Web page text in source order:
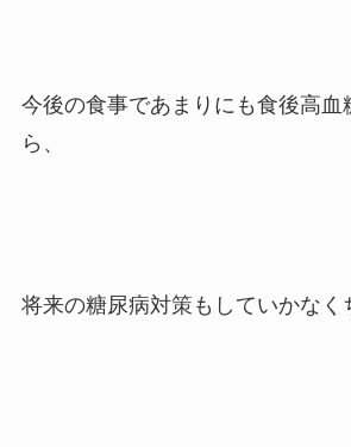
今後の食事であまりにも食後高血
ら、
将来の糖尿病対策もしていかなく